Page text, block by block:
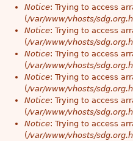
Notice: Trying to access
(/var/www/vhosts/
Notice: Trying to access
(/var/www/vhosts/
Notice: Trying to access
(/var/www/vhosts/
Notice: Trying to access
(/var/www/vhosts/
Notice: Trying to access
(/var/www/vhosts/
Notice: Trying to access
(/var/www/vhosts/